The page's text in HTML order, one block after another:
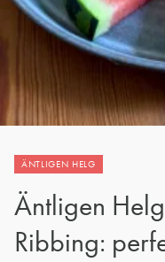
ÄNTLIGEN HELG
Äntligen
Ribbing: